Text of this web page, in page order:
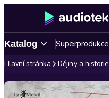
Katalog Superprodukce
Hlavní stránka Dějiny a historie